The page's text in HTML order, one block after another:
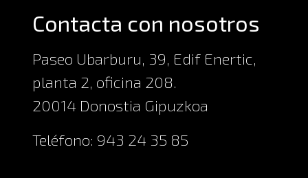
Contacta con nosotros
Paseo Ubarburu, 39, Edif Enertic,
planta 2, oficina 208.
20014 Donostia Gipuzkoa
Teléfono: 943 24 35 85